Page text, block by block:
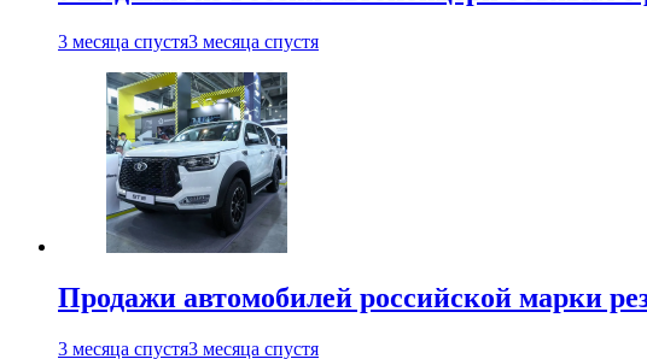
3 месяца спустя3 месяца спустя
Продажи автомобилей российской марки
3 месяца спустя3 месяца спустя